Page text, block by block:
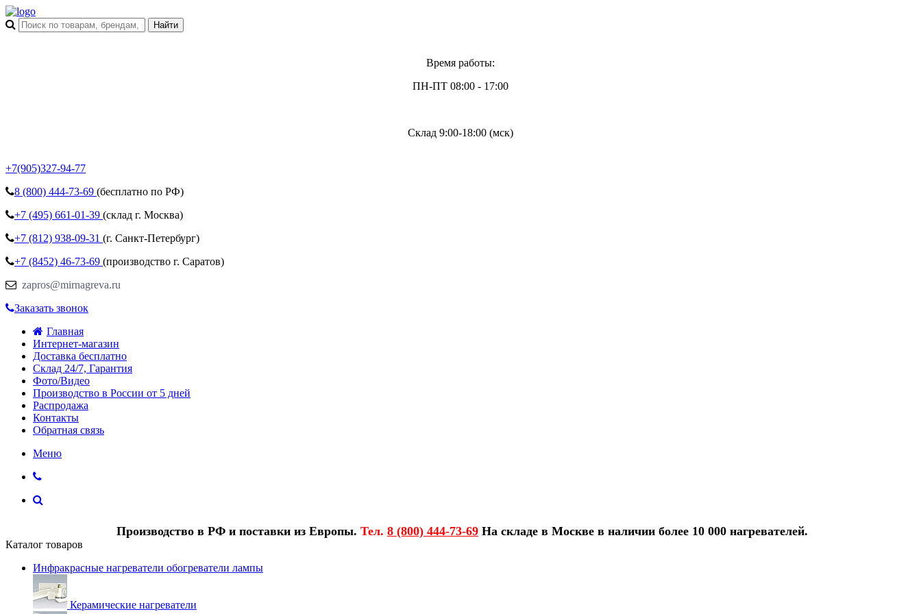
Время работы:
ПН-ПТ 08:00 - 17:00
Склад 9:00-18:00 (мск)
+7(905)327-94-77
8 (800) 444-73-69 (бесплатно по РФ)
+7 (495) 661-01-39 (склад г. Москва)
+7 (812) 938-09-31 (г. Санкт-Петербург)
+7 (8452) 46-73-69 (производство г. Саратов)
zapros@mirnagreva.ru
Заказать звонок
Главная
Интернет-магазин
Доставка бесплатно
Склад 24/7, Гарантия
Фото/Видео
Производство в России от 5 дней
Распродажа
Контакты
Обратная связь
Меню
Производство в РФ и поставки из Европы. Тел. 8 (800) 444-73-69 На складе в Москве в наличии более 10 000 нагревателей.
Каталог товаров
Инфракрасные нагреватели обогреватели лампы
Керамические нагреватели